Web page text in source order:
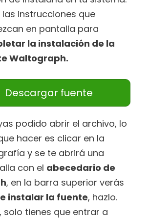
las instrucciones que
en pantalla para
la instalación de la
Waltograph.
Descargar fuente
podido abrir el archivo, lo
hacer es clicar en la
y se te abrirá una
con el abecedario de
, en la barra superior verás
instalar la fuente, hazlo.
solo tienes que entrar a